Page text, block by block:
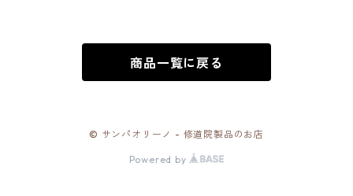
商品一覧に戻る
© サンパオリーノ - 修道院製品のお店
Powered by